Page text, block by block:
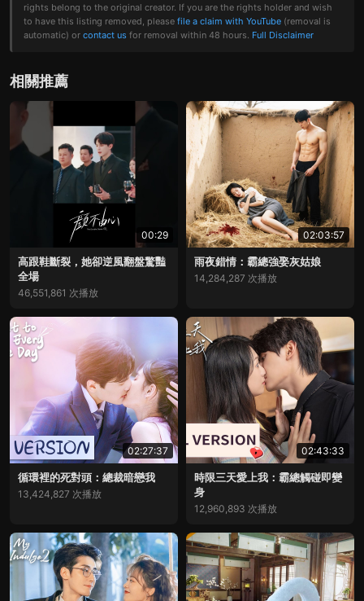
rights belong to the original creator. If you are the rights holder and wish
to have this listing removed, please file a claim with YouTube (removal is
automatic) or contact us for removal within 48 hours. Full Disclaimer
相關推薦
00:29
高跟鞋斷裂，她卻逆風翻盤驚豔
全場
46,551,861 次播放
02:03:57
雨夜錯情：霸總強娶灰姑娘
14,284,287 次播放
02:27:37
循環裡的死對頭：總裁暗戀我
13,424,827 次播放
02:43:33
時限三天愛上我：霸總觸碰即變
身
12,960,893 次播放